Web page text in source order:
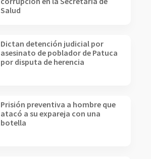
Salud
Dictan detención judicial por
asesinato de poblador de Patuca
por disputa de herencia
Prisión preventiva a hombre que
atacó a su expareja con una
botella